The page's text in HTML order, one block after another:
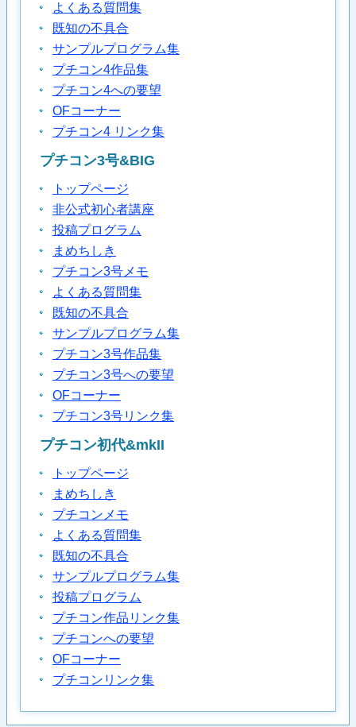
よくある質問集
既知の不具合
サンプルプログラム集
プチコン4作品集
プチコン4への要望
OFコーナー
プチコン4 リンク集
プチコン3号&BIG
トップページ
非公式初心者講座
投稿プログラム
まめちしき
プチコン3号メモ
よくある質問集
既知の不具合
サンプルプログラム集
プチコン3号作品集
プチコン3号への要望
OFコーナー
プチコン3号リンク集
プチコン初代&mkII
トップページ
まめちしき
プチコンメモ
よくある質問集
既知の不具合
サンプルプログラム集
投稿プログラム
プチコン作品リンク集
プチコンへの要望
OFコーナー
プチコンリンク集